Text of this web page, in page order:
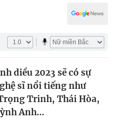
diều 2023 sẽ có sự
sĩ nổi tiếng như
Trinh, Thái Hòa,
Anh...